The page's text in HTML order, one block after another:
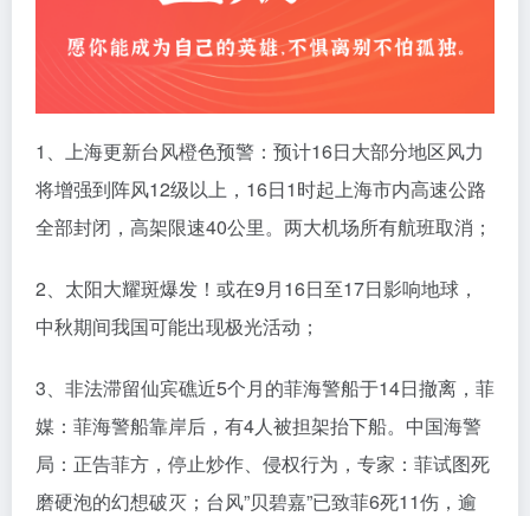
1、上海更新台风橙色预警：预计16日大部分地区风力
将增强到阵风12级以上，16日1时起上海市内高速公路
全部封闭，高架限速40公里。两大机场所有航班取消；
2、太阳大耀斑爆发！或在9月16日至17日影响地球，
中秋期间我国可能出现极光活动；
3、非法滞留仙宾礁近5个月的菲海警船于14日撤离，菲
媒：菲海警船靠岸后，有4人被担架抬下船。中国海警
局：正告菲方，停止炒作、侵权行为，专家：菲试图死
磨硬泡的幻想破灭；台风”贝碧嘉”已致菲6死11伤，逾